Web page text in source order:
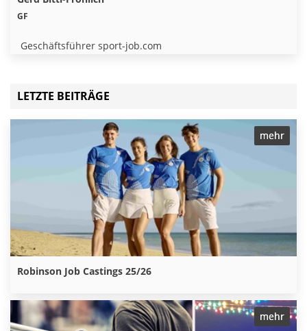
GF
Geschäftsführer sport-job.com
LETZTE BEITRÄGE
mehr
Robinson Job Castings 25/26
mehr